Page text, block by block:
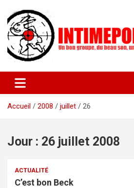
contenu
intimepop.com
actuelles pop rock, post-rock, indé sur
lyon
Accueil
2008 juillet 26
Jour : 26 juillet 2008
ACTUALITÉ
C’est bon Beck